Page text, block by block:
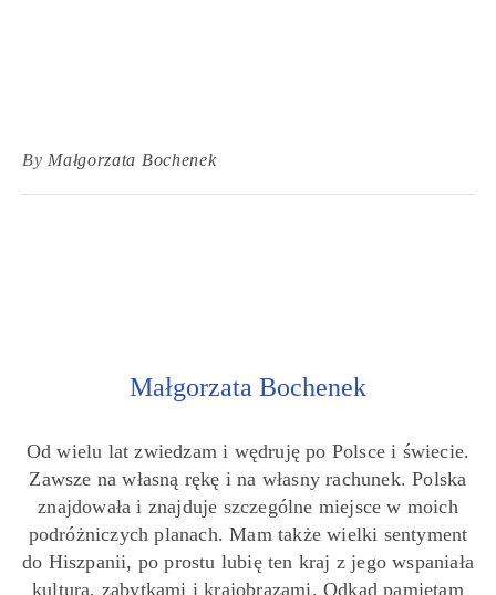
By Małgorzata Bochenek
Małgorzata Bochenek
Od wielu lat zwiedzam i wędruję po Polsce i świecie.
Zawsze na własną rękę i na własny rachunek. Polska
znajdowała i znajduje szczególne miejsce w moich
podróżniczych planach. Mam także wielki sentyment
do Hiszpanii, po prostu lubię ten kraj z jego wspaniała
kulturą, zabytkami i krajobrazami. Odkąd pamiętam